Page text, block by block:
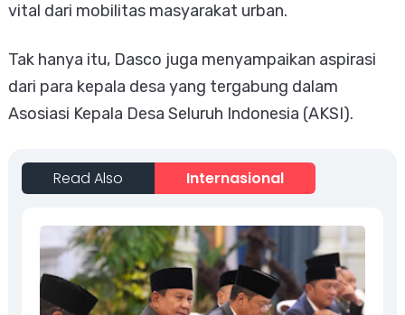
vital dari mobilitas masyarakat urban.
Tak hanya itu, Dasco juga menyampaikan aspirasi
dari para kepala desa yang tergabung dalam
Asosiasi Kepala Desa Seluruh Indonesia (AKSI).
Read Also Internasional